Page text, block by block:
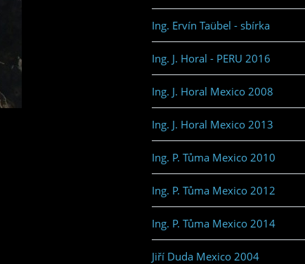
Ing. Ervín Taübel - sbírka
Ing. J. Horal - PERU 2016
Ing. J. Horal Mexico 2008
Ing. J. Horal Mexico 2013
Ing. P. Tůma Mexico 2010
Ing. P. Tůma Mexico 2012
Ing. P. Tůma Mexico 2014
Jiří Duda Mexico 2004